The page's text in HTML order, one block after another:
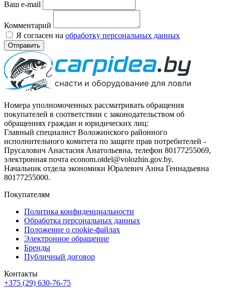
Ваш e-mail
Комментарий
Я согласен на обработку персональных данных
Отправить
Номера уполномоченных рассматривать обращения
покупателей в соответствии с законодательством об
обращениях граждан и юридических лиц:
Главный специалист Воложинского районного
исполнительного комитета по защите прав потребителей -
Прусалович Анастасия Анатольевна, телефон 80177255069,
электронная почта econom.otdel@volozhin.gov.by.
Начальник отдела экономики Юралевич Анна Геннадьевна
80177255000.
Покупателям
Политика конфиденциальности
Обработка персональных данных
Положение о cookie-файлах
Электронное обращение
Бренды
Публичный договор
Контакты
+375 (29) 630-76-75